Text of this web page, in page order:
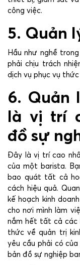
công việc.
5. Quản
Hầu như nghề
phải chịu trách
dịch vụ phục vụ
6. Quản
là vị trí
đồ sự
Đây là vị trí cao
của một barista.
bao quát tất cả
cách hiệu quả.
kế hoạch kinh
cho nơi mình làm
nắm hết tất cả các
thức về quản trị
yêu cầu phải có
bản đồ sự nghiệp